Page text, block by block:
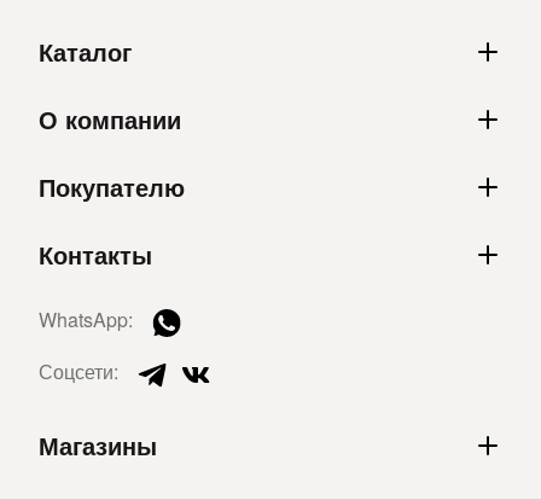
Каталог
О компании
Покупателю
Контакты
WhatsApp:
Соцсети:
Магазины